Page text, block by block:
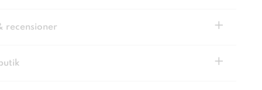
recensioner +
+